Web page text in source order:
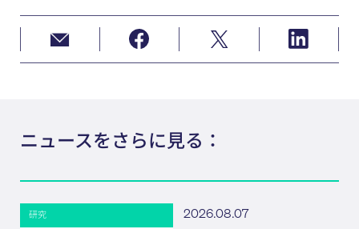
ニュースをさらに見る：
研究 2026.08.07